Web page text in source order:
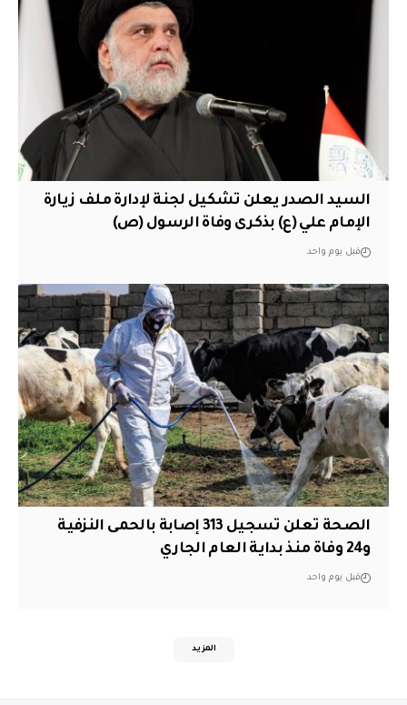
السيد الصدر يعلن تشكيل لجنة لإدارة ملف زيارة
الإمام علي (ع) بذكرى وفاة الرسول (ص)
قبل يوم واحد
الصحة تعلن تسجيل 313 إصابة بالحمى النزفية
و24 وفاة منذ بداية العام الجاري
قبل يوم واحد
المزيد